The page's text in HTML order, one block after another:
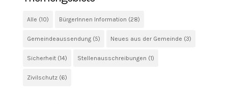
Alle (10) BürgerInnen Information (28)
Gemeindeaussendung(5) Neues aus der Gemeinde (3)
Sicherheit(14) Stellenausschreibungen (1)
Zivilschutz(6)